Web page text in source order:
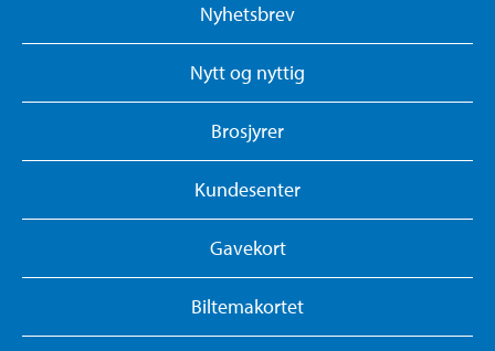
Nyhetsbrev
Nytt og nyttig
Brosjyrer
Kundesenter
Gavekort
Biltemakortet